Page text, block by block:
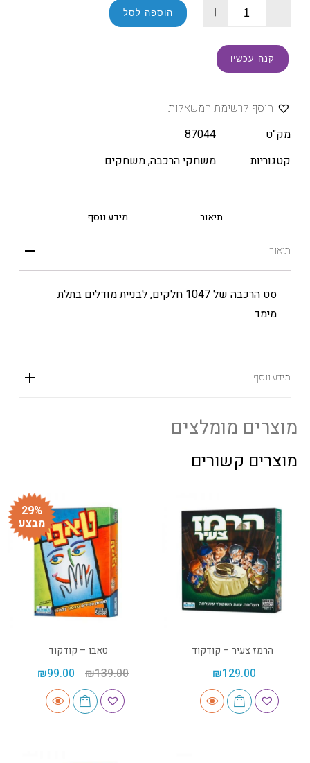
-
+ הוספה לסל
קנה עכשיו
הוסף לרשימת המשאלות
מק"ט
87044
קטגוריות
משחקי הרכבה,משחקים
תיאור מידע נוסף
תיאור
סט הרכבה של 1047 חלקים, לבניית מודלים בתלת
מימד
מידע נוסף
מוצרים מומלצים
מוצרים קשורים
הרמז צעיר – קודקוד
₪129.00
29%
מבצע
טאבו – קודקוד
₪139.00
₪99.00